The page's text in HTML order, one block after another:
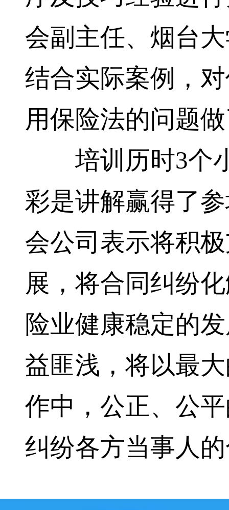
会副主任、烟台
结合实际案例，
用保险法的问题
培训历时3个小
彩是讲解赢得了
会公司表示将积
展，将合同纠纷
险业健康稳定的
益匪浅，将以最
作中，公正、公
纠纷各方当事人